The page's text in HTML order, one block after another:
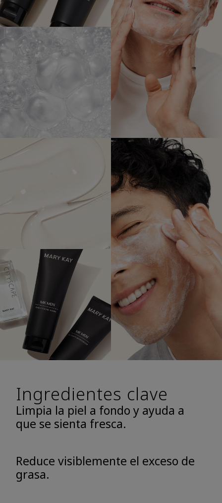
Ingredientes clave
Limpia la piel a fondo y ayuda a
que se sienta fresca.
Reduce visiblemente el exceso de
grasa.